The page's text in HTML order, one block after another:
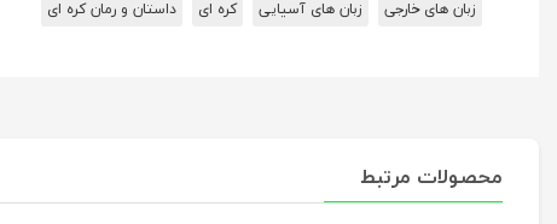
زبان های خارجی زبان های آسیایی کره ای داستان و رمان کره ای
محصولات مرتبط